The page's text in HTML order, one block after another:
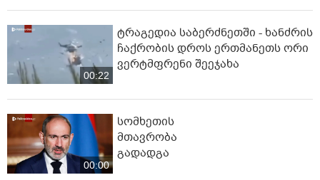
00:22
ტრაგედია საბერძნეთში - ხანძრის
ჩაქრობის დროს ერთმანეთს ორი
ვერტმფრენი შეეჯახა
00:00
სომხეთის
მთავრობა
გადადგა